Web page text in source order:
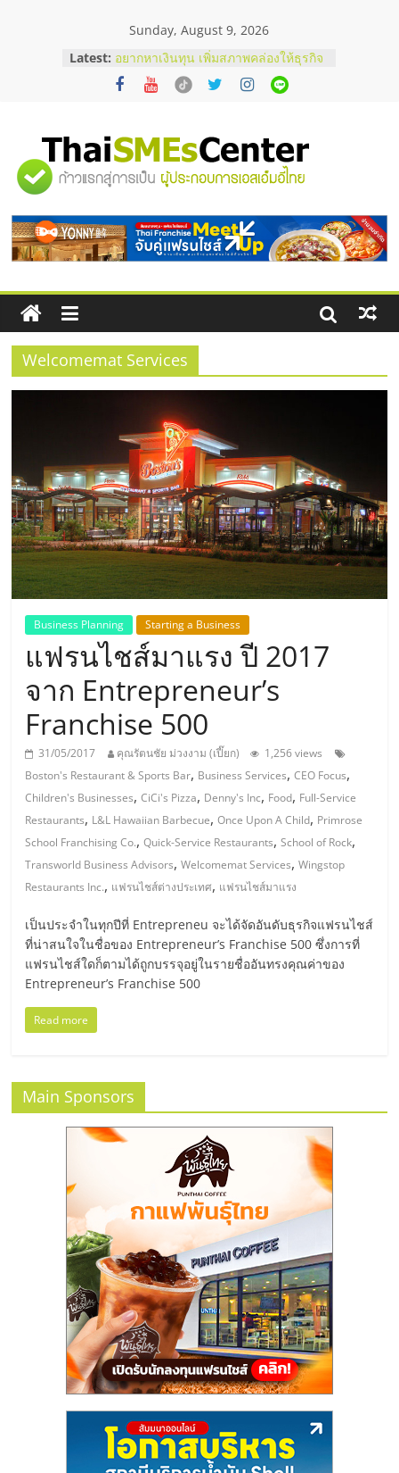
Sunday, August 9, 2026
Latest: อยากหาเงินทุน เพิ่มสภาพคล่องให้ธุรกิจ
เริ่มยังไงให้ผ่านฉลุย
สัมมนาออนไลน์ โอกาสบริหารสถานี
ThaiFranchise Meet Up จับคู่แฟรน
ไชส์ ครั้งที่ 8
ร้านเครื่องเสียงคุณภาพสูง พร้อม
บริษัท Cybersecurity ในไทยที่ไหนดี?
วิธีเลือกผู้ให้บริการให้คุ้มค่าและตอบ
โจทย์ธุรกิจ
"ศูนย์
รวม
ข้อมูล
ธุรกิจ
SME
ประเทศไทย,
ThaiSMEsCenter,
รวม
ธุรกิจ
เอ
ส
เอ็
มอี
ไทย,
SMEs,
แฟ
รน
ที่
ปรึกษา
แฟ
ไชส์,
รวม
แฟ
Welcomemat Services
Business Planning Starting a Business
แฟรนไชส์มาแรง ปี 2017
จาก Entrepreneur’s
Franchise 500
31/05/2017 คุณรัตนชัย ม่วงงาม (เปี๊ยก)
1,256 views
Boston's Restaurant & Sports Bar, Business Services,CEO Focus,
Children's Businesses,CiCi's Pizza, Denny's Inc, Food, Full-Service
Restaurants, L&L Hawaiian Barbecue,Once Upon A Child, Primrose
School Franchising Co.,Quick-Service Restaurants,School of Rock,
Transworld Business Advisors,Welcomemat Services,Wingstop
Restaurants Inc., แฟรนไชส์ต่างประเทศ, แฟรนไชส์มาแรง
เป็นประจำในทุกปีที่ Entrepreneu จะได้จัดอันดับธุรกิจแฟรนไชส์
ที่น่าสนใจในชื่อของ Entrepreneur’s Franchise 500 ซึ่งการที่
แฟรนไชส์ใดก็ตามได้ถูกบรรจุอยู่ในรายชื่ออันทรงคุณค่าของ
Entrepreneur’s Franchise 500
Read more
Main Sponsors